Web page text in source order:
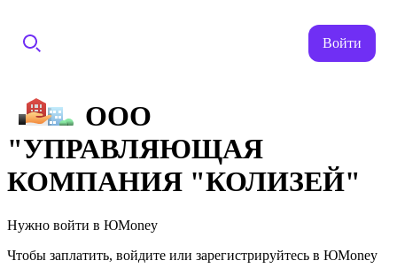
Войти
ООО
"УПРАВЛЯЮЩАЯ
КОМПАНИЯ "КОЛИЗЕЙ"
Нужно войти в ЮMoney
Чтобы заплатить, войдите или зарегистрируйтесь в ЮMoney